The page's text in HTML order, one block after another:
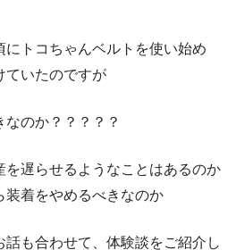
トコちゃんベルトを使い始め
ていたのですが
のか？？？？？
を遅らせるようなことはあるのか
装着をやめるべきなのか
話も合わせて、体験談をご紹介し